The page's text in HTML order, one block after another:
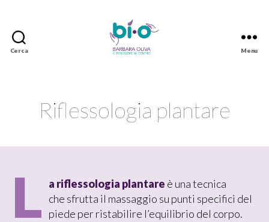
Cerca Menu
Riflessologia plantare
L a riflessologia plantare è una tecnica
che sfrutta il massaggio su punti specifici del
piede per ristabilire l’equilibrio del corpo.